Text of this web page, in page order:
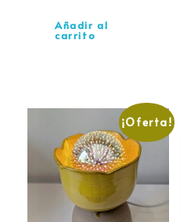
Añadir al
carrito
¡Oferta!